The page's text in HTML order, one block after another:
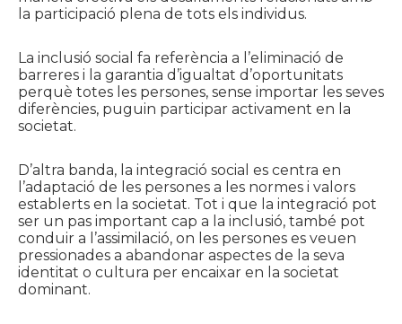
la participació plena de tots els individus.
La inclusió social fa referència a l’eliminació de
barreres i la garantia d’igualtat d’oportunitats
perquè totes les persones, sense importar les seves
diferències, puguin participar activament en la
societat.
D’altra banda, la integració social es centra en
l’adaptació de les persones a les normes i valors
establerts en la societat. Tot i que la integració pot
ser un pas important cap a la inclusió, també pot
conduir a l’assimilació, on les persones es veuen
pressionades a abandonar aspectes de la seva
identitat o cultura per encaixar en la societat
dominant.